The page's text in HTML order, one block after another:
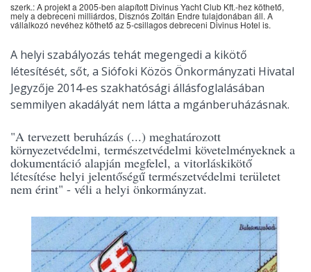
szerk.: A projekt a 2005-ben alapított Divinus Yacht Club Kft.-hez köthető,
mely a debreceni milliárdos, Disznós Zoltán Endre tulajdonában áll. A
vállalkozó nevéhez köthető az 5-csillagos debreceni Divinus Hotel is.
A helyi szabályozás tehát megengedi a kikötő
létesítését, sőt, a Siófoki Közös Önkormányzati Hivatal
Jegyzője 2014-es szakhatósági állásfoglalásában
semmilyen akadályát nem látta a mgánberuházásnak.
"A tervezett beruházás (...) meghatározott
környezetvédelmi, természetvédelmi követelményeknek a
dokumentáció alapján megfelel, a vitorláskikötő
létesítése helyi jelentőségű természetvédelmi területet
nem érint" - véli a helyi önkormányzat.